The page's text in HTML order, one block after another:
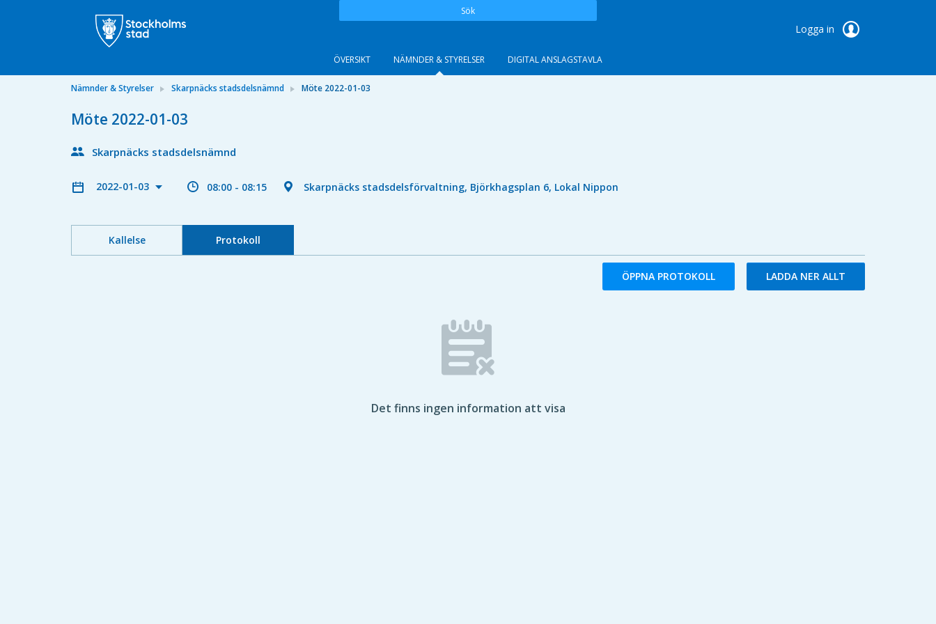
Sök
Logga in
ÖVERSIKT NÄMNDER & STYRELSER DIGITAL ANSLAGSTAVLA
Nämnder & Styrelser Skarpnäcks stadsdelsnämnd Möte 2022-01-03
Möte 2022-01-03
Skarpnäcks stadsdelsnämnd
2022-01-03 08:00 - 08:15 Skarpnäcks stadsdelsförvaltning, Björkhagsplan 6, Lokal Nippon
Kallelse Protokoll
ÖPPNA PROTOKOLL LADDA NER ALLT
Det finns ingen information att visa